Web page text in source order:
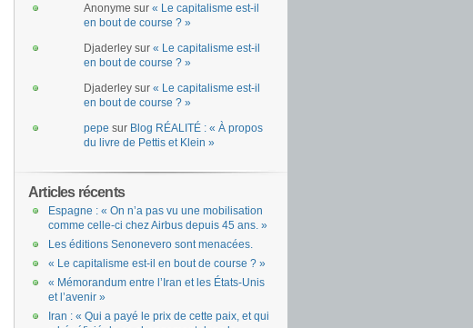
Anonyme sur « Le capitalisme est-il
en bout de course ? »
Djaderley sur « Le capitalisme est-il
en bout de course ? »
Djaderley sur « Le capitalisme est-il
en bout de course ? »
pepe sur Blog RÉALITÉ : « À propos
du livre de Pettis et Klein »
Articles récents
Espagne : « On n’a pas vu une mobilisation
comme celle-ci chez Airbus depuis 45 ans. »
Les éditions Senonevero sont menacées.
« Le capitalisme est-il en bout de course ? »
« Mémorandum entre l’Iran et les États-Unis
et l’avenir »
Iran : « Qui a payé le prix de cette paix, et qui